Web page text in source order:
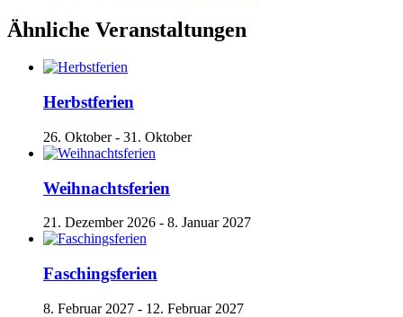
Ähnliche Veranstaltungen
Herbstferien
26. Oktober- 31. Oktober
Weihnachtsferien
21. Dezember 2026 - 8. Januar 2027
Faschingsferien
8. Februar 2027 - 12. Februar 2027